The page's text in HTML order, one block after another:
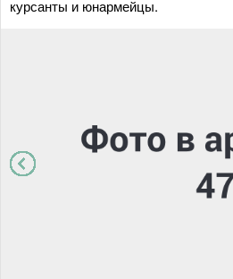
курсанты и юнармейцы.